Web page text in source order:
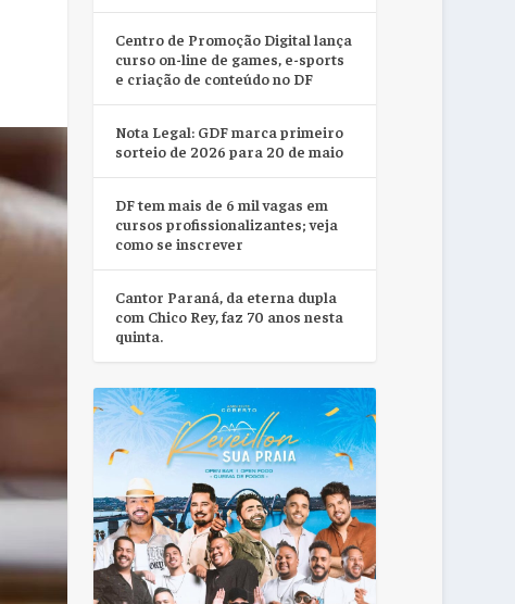
Centro de Promoção Digital lança
curso on-line de games, e-sports
e criação de conteúdo no DF
Nota Legal: GDF marca primeiro
sorteio de 2026 para 20 de maio
DF tem mais de 6 mil vagas em
cursos profissionalizantes; veja
como se inscrever
Cantor Paraná, da eterna dupla
com Chico Rey, faz 70 anos nesta
quinta.